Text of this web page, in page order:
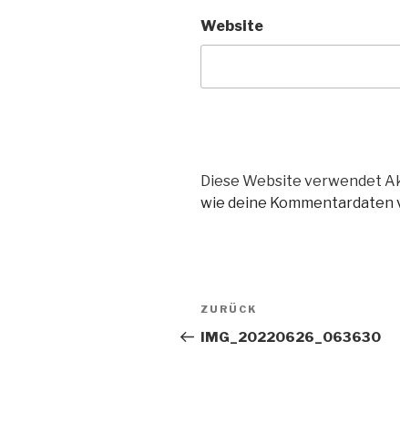
Website
Diese Website verwendet
wie deine
Beitragsnavigation
Vorheriger
Beitrag
ZURÜCK
IMG_20220626_063630